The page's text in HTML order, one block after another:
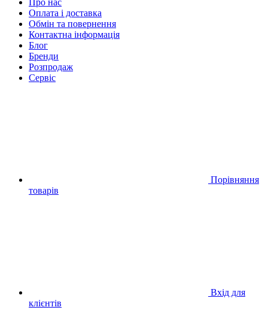
Оплата і доставка
Обмін та повернення
Контактна інформація
Блог
Бренди
Розпродаж
Сервіс
Порівняння
товарів
Вхід для
клієнтів